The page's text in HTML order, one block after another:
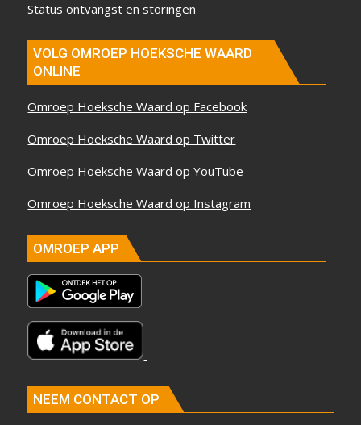
Status ontvangst en storingen
VOLG OMROEP HOEKSCHE WAARD
ONLINE
Omroep Hoeksche Waard op Facebook
Omroep Hoeksche Waard op Twitter
Omroep Hoeksche Waard op YouTube
Omroep Hoeksche Waard op Instagram
OMROEP APP
NEEM CONTACT OP